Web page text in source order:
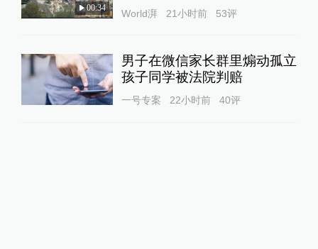
00:34 World湃 21小时前 53评
男子在微信家长群里煽动孤立
孩子同学被法院判赔
一号专案 22小时前 40评